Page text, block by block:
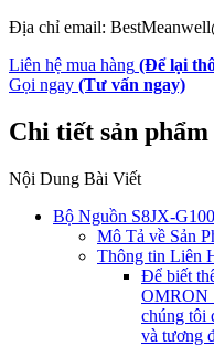
Địa chỉ email:
Liên hệ mua hàng (Để lại
Gọi ngay (Tư vấn ngay)
Chi tiết sản phẩm
Nội Dung Bài Viết
Bộ Nguồn S8JX-
Mô Tả về Sản
Thông tin Liên
Để biết
OMRON
chúng tôi
và tương